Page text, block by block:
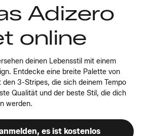
Adizero
online
deinen Lebensstil mit einem
Entdecke eine breite Palette von
3-Stripes, die sich deinem Tempo
Qualität und der beste Stil, die dich
werden.
es ist kostenlos